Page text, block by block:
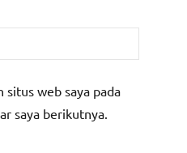
situs web saya pada
saya berikutnya.